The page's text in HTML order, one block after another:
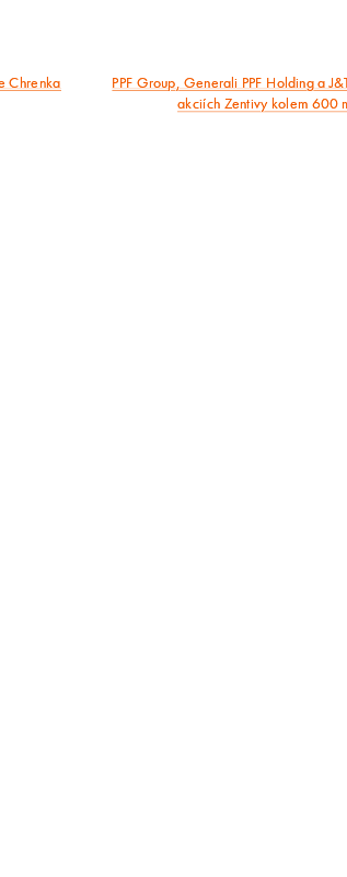
Chrenka Následující
PPF Group, Generali PPF Holding a
akciích Zentivy kolem 600